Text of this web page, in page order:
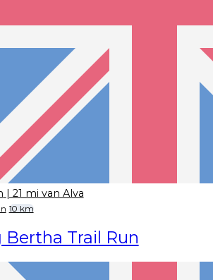
| 21 mi van Alva
10 km
Bertha Trail Run